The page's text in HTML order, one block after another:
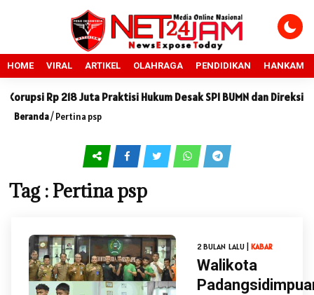
HOME VIRAL ARTIKEL OLAHRAGA PENDIDIKAN HANKAM
Rp 218 Juta Praktisi Hukum Desak SPI BUMN dan Direksi PT
Beranda/Pertina psp
Tag : Pertina psp
2 BULAN LALU | KABAR
Walikota